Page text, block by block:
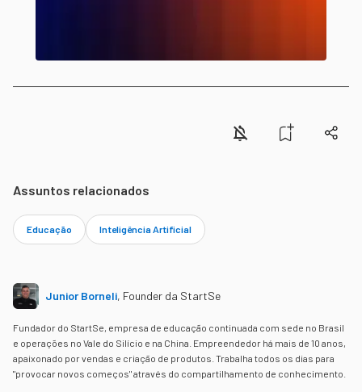
Assuntos relacionados
Educação Inteligência Artificial
Junior Borneli, Founder da StartSe
Fundador do StartSe, empresa de educação continuada com sede no Brasil
e operações no Vale do Silício e na China. Empreendedor há mais de 10 anos,
apaixonado por vendas e criação de produtos. Trabalha todos os dias para
"provocar novos começos" através do compartilhamento de conhecimento.